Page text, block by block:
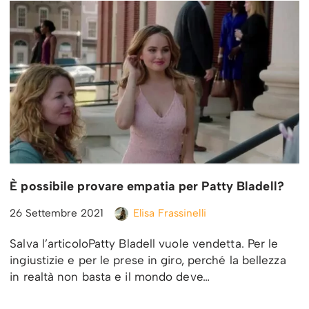
È possibile provare empatia per Patty Bladell?
26 Settembre 2021 Elisa Frassinelli
Salva l’articoloPatty Bladell vuole vendetta. Per le
ingiustizie e per le prese in giro, perché la bellezza
in realtà non basta e il mondo deve…